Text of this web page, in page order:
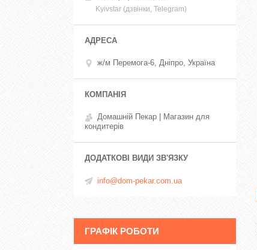
Kyivstar (дзвінки, Telegram)
ж/м Перемога-6, Дніпро, Україна
Домашній Пекар | Магазин для
кондитерів
info@dom-pekar.com.ua
ГРАФІК РОБОТИ